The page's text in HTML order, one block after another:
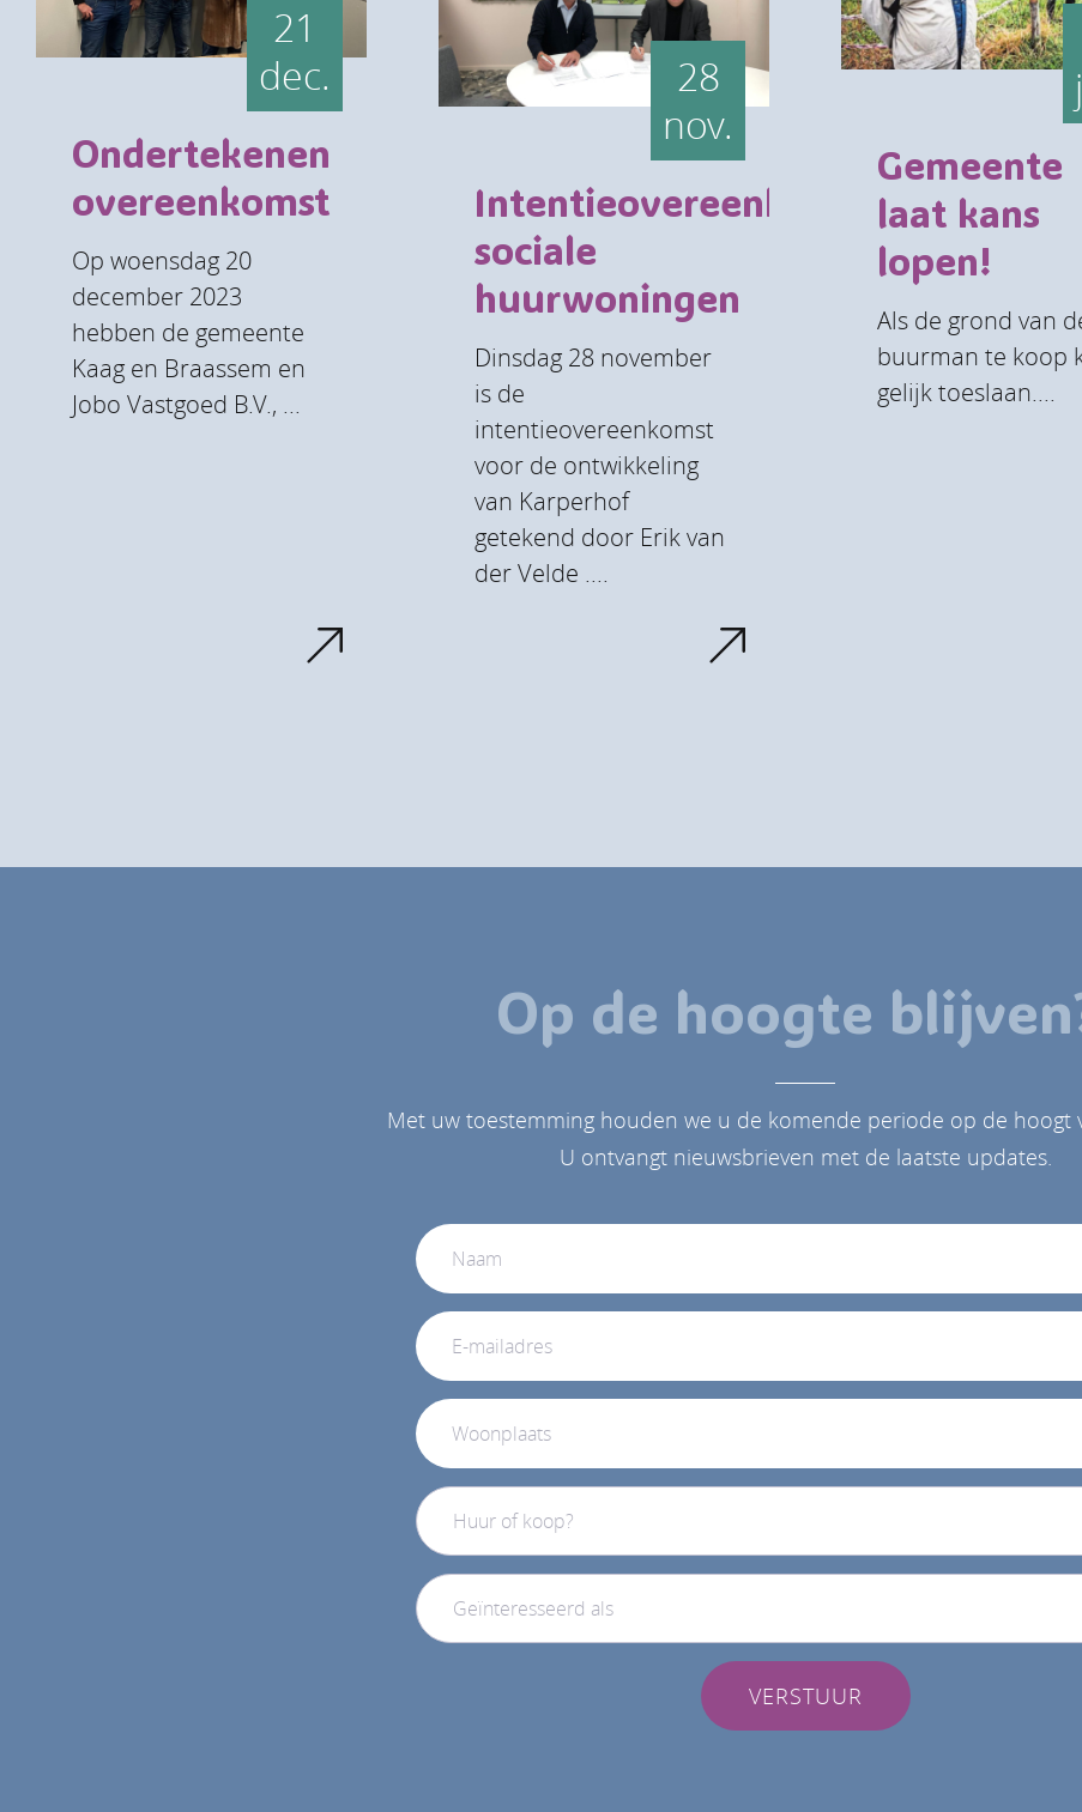
21
dec.
Ondertekenen
overeenkomst
Op woensdag 20
december 2023
hebben de gemeente
Kaag en Braassem en
Jobo Vastgoed B.V., ...
28
nov.
Intentieovereenkomst
sociale
huurwoningen
Dinsdag 28 november
is de
intentieovereenkomst
voor de ontwikkeling
van Karperhof
getekend door Erik van
der Velde ....
Gemeente
laat kans
lopen!
Als de grond van
buurman te koop
gelijk toeslaan....
Op de hoogte
Met uw toestemming houden we u de komende periode op de hoogt
U ontvangt nieuwsbrieven met de laatste updates.
VERSTUUR